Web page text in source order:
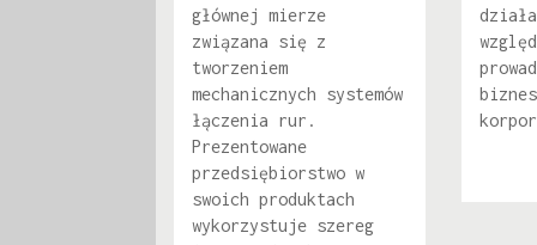
głównej mierze
związana się z
tworzeniem
mechanicznych systemów
łączenia rur.
Prezentowane
przedsiębiorstwo w
swoich produktach
wykorzystuje szereg